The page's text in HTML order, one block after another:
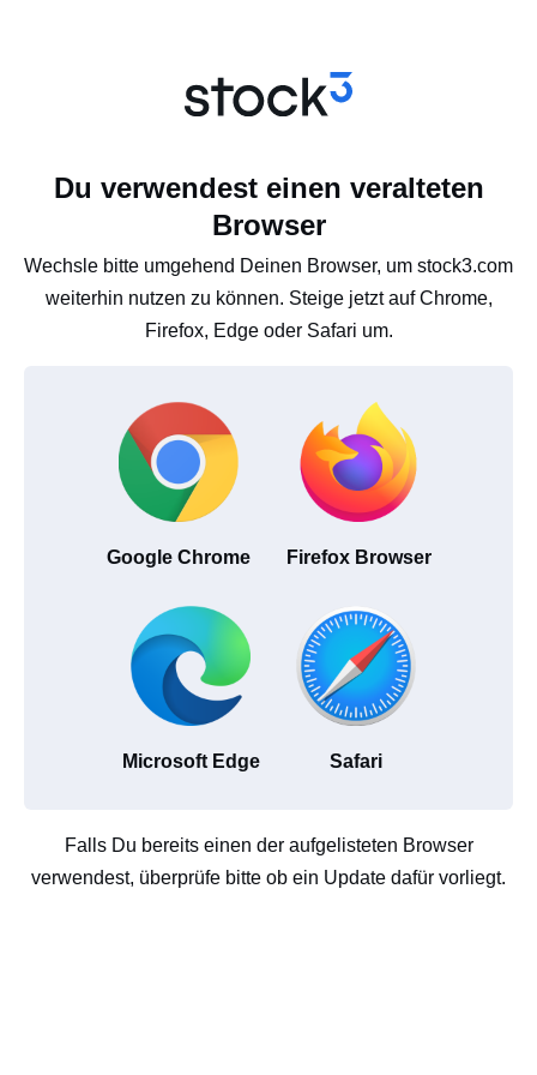
Du verwendest einen veralteten
Browser
Wechsle bitte umgehend Deinen Browser, um stock3.com
weiterhin nutzen zu können. Steige jetzt auf Chrome,
Firefox, Edge oder Safari um.
Google Chrome Firefox Browser
Microsoft Edge Safari
Falls Du bereits einen der aufgelisteten Browser
verwendest, überprüfe bitte ob ein Update dafür vorliegt.